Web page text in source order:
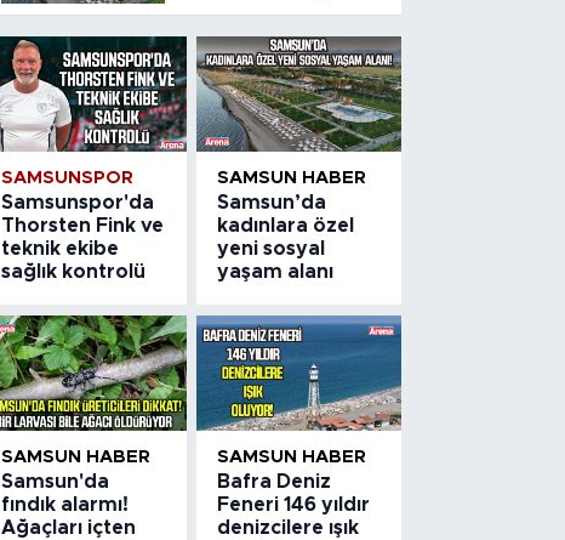
sosyal yaşam alanı
SAMSUNSPOR
Samsunspor'da
Thorsten Fink ve
teknik ekibe
sağlık kontrolü
SAMSUN HABER
Samsun’da
kadınlara özel
yeni sosyal
yaşam alanı
SAMSUN HABER
Samsun'da
fındık alarmı!
Ağaçları içten
SAMSUN HABER
Bafra Deniz
Feneri 146 yıldır
denizcilere ışık